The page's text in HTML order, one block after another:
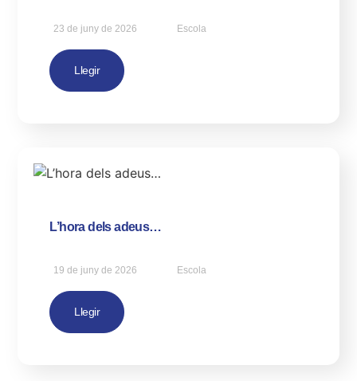
23 de juny de 2026 Escola
Llegir
L’hora dels adeus…
19 de juny de 2026 Escola
Llegir